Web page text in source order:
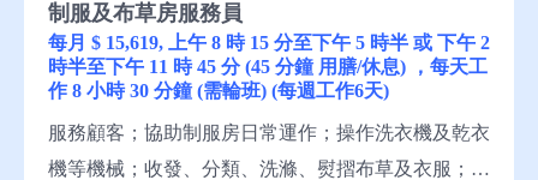
制服及布草房服務員
每月 $ 15,619, 上午 8 時 15 分至下午 5 時半 或 下午 2
時半至下午 11 時 45 分 (45 分鐘 用膳/休息) ，每天工
作 8 小時 30 分鐘 (需輪班) (每週工作6天)
服務顧客；協助制服房日常運作；操作洗衣機及乾衣
機等機械；收發、分類、洗滌、熨摺布草及衣服；打